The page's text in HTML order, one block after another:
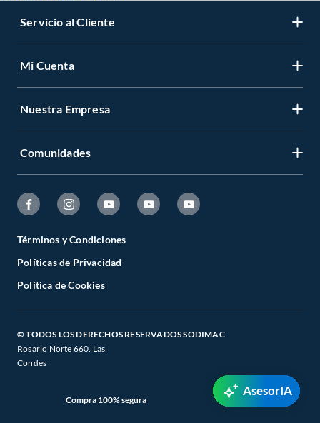
Servicio al Cliente
Mi Cuenta
Nuestra Empresa
Comunidades
Términos y Condiciones
Políticas de Privacidad
Política de Cookies
© TODOS LOS DERECHOS RESERVADOS SODIMAC
Rosario Norte 660. Las
Condes
Compra 100% segura
AsesorIA